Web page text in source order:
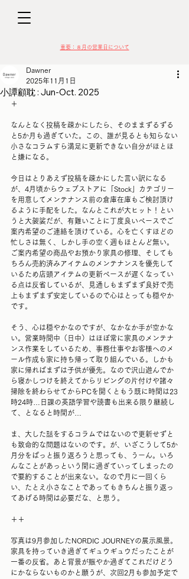
​​重要：８月の営業日について
小譚顧耽 : Jun-Oct. 2025
Dawner
2025年11月1日
＋
なんとなく投稿を疎かにしたら、そのままずるずる
と5か月も過ぎていた。この、誰が見るとも知らない
小さなコラムすら満足に更新できない自分がほとほ
と嫌になる。
今日はとりあえず投稿を疎かにした言い訳になる
が、4月頃からウェブストアに「Stock」カテゴリー
を用意してメンテナンス前の倉庫在庫もご検討頂け
るように手配をした。なんとこれが大ヒット！とい
うと大袈裟だが、有難いことに丁度良いペースでご
案内希望のご連絡を頂けている。心を亡くすほどの
忙しさは無く、しかし手の空く週もほとんど無い。
ご案内希望の商品やお預かり家具の修理、そしても
ちろん売約済みアイテムのメンテナンスを優先して
いるため店頭アイテムの更新ペースが遅くなってい
る点は反省しているが、見通しもまずまず良好で売
上もまずまず安定しているので心はとっても穏やか
です。
そう、心は穏やかなのですが、なかなか手が空かな
い。営業時間中（日中）はほぼ常に家具のメンテナ
ンス作業をしているため、事務仕事やお客様へのメ
ール作成も家に持ち帰って取り組んでいる。しかも
家に帰ればまずは子供が優先。なので沢山遊んでか
ら寝かしつけを終えてからリビングの片付けや諸々
掃除を終わらせてからPCを開くともう既に時間は23
時24時…日課の英語学習や読書も出来る限り継続し
て、となると時間が…
ま、大した話をするコラムではないので更新せずと
も致命的な問題はないのです。が、いざこうして5か
月分をぱっと振り返ろうと思っても、うーん。いろ
んなことがあっという間に過ぎていってしまったの
で要約することが出来ない。なので月に一回くら
い、たとえ小さなことであってもきちんと振り返っ
てあげる時間は必要だな、と思う。
＋＋
写真は9月参加したNORDIC JOURNEYの展示風景。
家具を持っていき過ぎてギュウギュウだったことが
一番の反省。あと背景が賑やか過ぎてこれだけどう
にかならないものかと願うが、次回2月も参加予定で